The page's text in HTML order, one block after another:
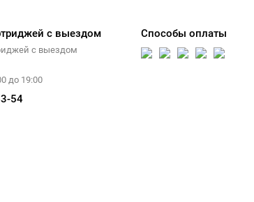
с выездом
с выездом
до 19:00
54
Способы оплаты